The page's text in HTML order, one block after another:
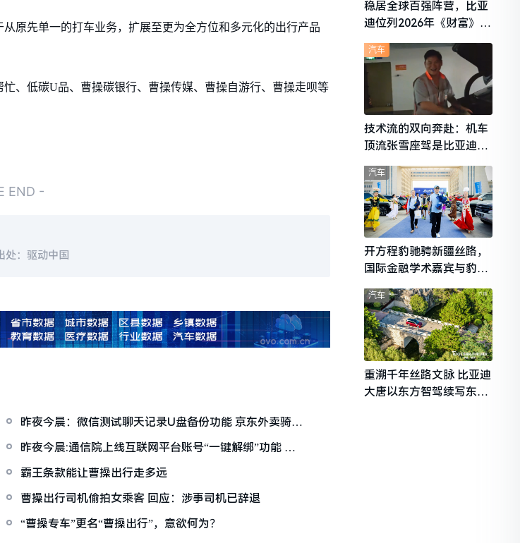
原先单一的打车业务，扩展至更为全方位和多元化的出行产品
、低碳U品、曹操碳银行、曹操传媒、曹操自游行、曹操走呗等
END -
处：驱动中国
昨夜今晨：微信测试聊天记录U盘备份功能 京东外卖骑手
规模将突破15万
昨夜今晨:通信院上线互联网平台账号“一键解绑”功能 曹
操出行回应裁员
霸王条款能让曹操出行走多远
曹操出行司机偷拍女乘客 回应：涉事司机已辞退
“曹操专车”更名“曹操出行”，意欲何为？
稳居全球百强阵营，比亚
迪位列2026年《财富》世
技术流的双向奔赴：机车
顶流张雪座驾是比亚迪秦
L
汽车
开方程豹驰骋新疆丝路，
国际金融学术嘉宾与豹友
共赴山海热爱
汽车
重溯千年丝路文脉 比亚迪
大唐以东方智驾续写东西
汽车